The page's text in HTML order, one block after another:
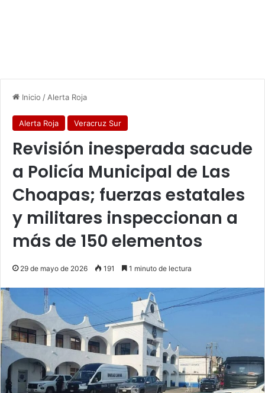
Inicio / Alerta Roja
Alerta Roja Veracruz Sur
Revisión inesperada sacude
a Policía Municipal de Las
Choapas; fuerzas estatales
y militares inspeccionan a
más de 150 elementos
29 de mayo de 2026 191 1 minuto de lectura